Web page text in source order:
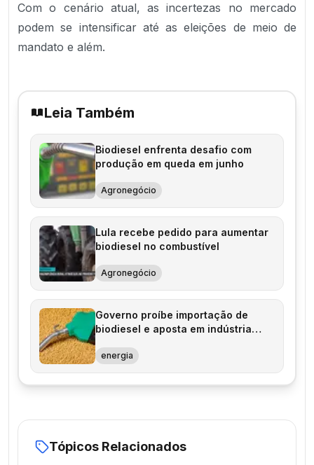
Com o cenário atual, as incertezas no mercado
podem se intensificar até as eleições de meio de
mandato e além.
Leia Também
Biodiesel enfrenta desafio com
produção em queda em junho
Agronegócio
Lula recebe pedido para aumentar
biodiesel no combustível
Agronegócio
Governo proíbe importação de
biodiesel e aposta em indústria
energia
Tópicos Relacionados